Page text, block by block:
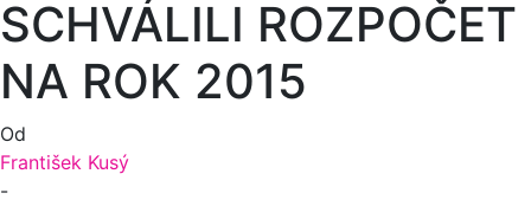
SCHVÁLILI ROZPOČET
NA ROK 2015
Od
František Kusý
-